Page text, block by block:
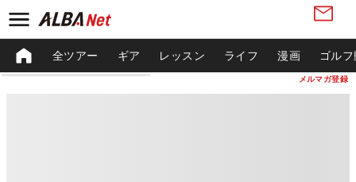
メルマガ登録
全ツアー ギア レッスン ライフ 漫画 ゴル